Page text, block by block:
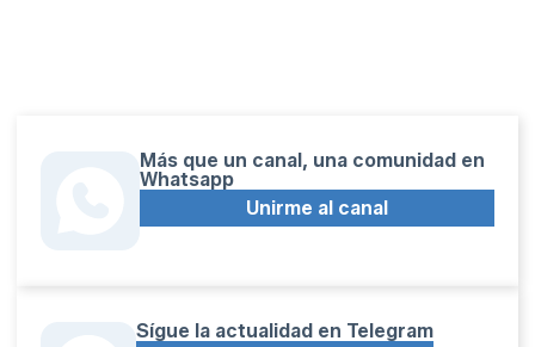
Más que un canal, una comunidad en
Whatsapp
Unirme al canal
Sígue la actualidad en Telegram